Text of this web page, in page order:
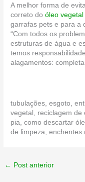
A melhor forma de
correto do óleo
garrafas pets e para a
“Com todos os
estruturas de água e
temos
alagamentos: completa
tubulações, esgoto,
vegetal, reciclagem de
pia, como descartar
de limpeza, enchentes
← Post anterior